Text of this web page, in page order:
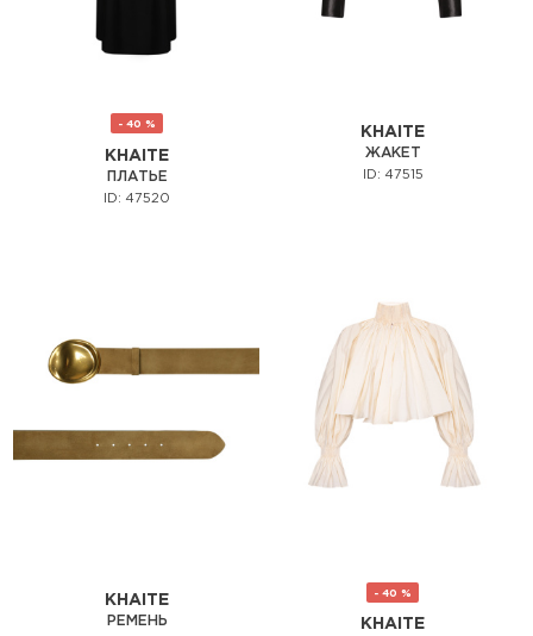
- 40 %
KHAITE
ПЛАТЬЕ
ID: 47520
KHAITE
ЖАКЕТ
ID: 47515
KHAITE
РЕМЕНЬ
- 40 %
KHAITE